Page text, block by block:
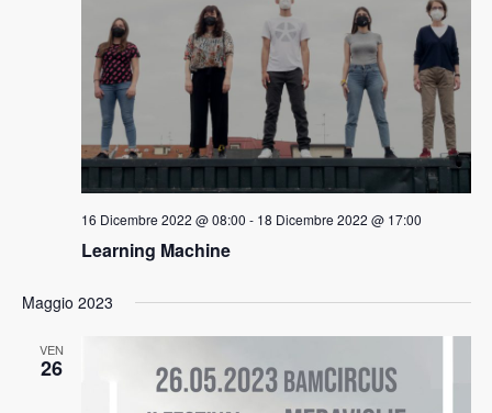
16 Dicembre 2022 @ 08:00 - 18 Dicembre 2022 @ 17:00
Learning Machine
Maggio 2023
VEN
26